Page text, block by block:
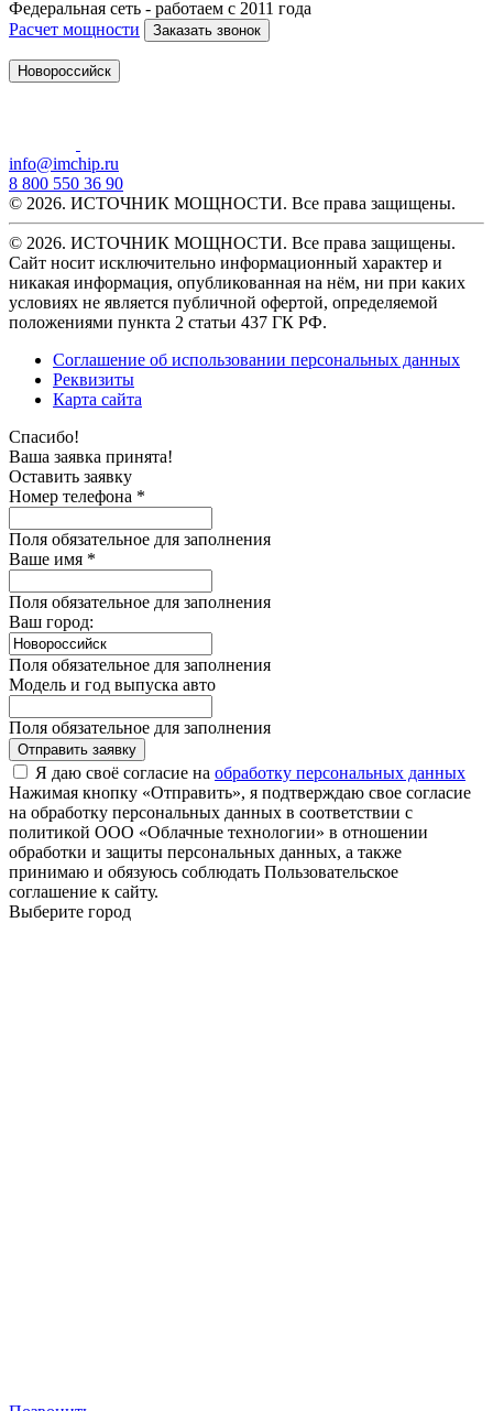
Федеральная сеть - работаем с 2011 года
Расчет мощности
Заказать звонок
Новороссийск
info@imchip.ru
8 800 550 36 90
© 2026. ИСТОЧНИК МОЩНОСТИ. Все права защищены.
© 2026. ИСТОЧНИК МОЩНОСТИ. Все права защищены.
Сайт носит исключительно информационный характер и
никакая информация, опубликованная на нём, ни при каких
условиях не является публичной офертой, определяемой
положениями пункта 2 статьи 437 ГК РФ.
Соглашение об использовании персональных данных
Реквизиты
Карта сайта
Спасибо!
Ваша заявка принята!
Оставить заявку
Номер телефона *
Поля обязательное для заполнения
Ваше имя *
Поля обязательное для заполнения
Ваш город:
Поля обязательное для заполнения
Модель и год выпуска авто
Поля обязательное для заполнения
Отправить заявку
Я даю своё согласие на обработку персональных данных
Нажимая кнопку «Отправить», я подтверждаю свое согласие
на обработку персональных данных в соответствии с
политикой ООО «Облачные технологии» в отношении
обработки и защиты персональных данных, а также
принимаю и обязуюсь соблюдать Пользовательское
соглашение к сайту.
Выберите город